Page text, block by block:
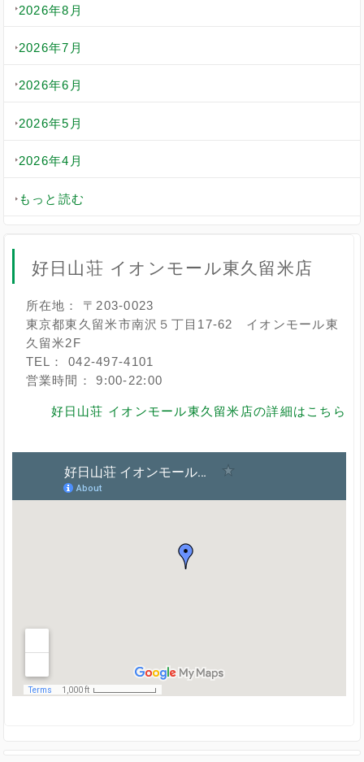
2026年8月
2026年7月
2026年6月
2026年5月
2026年4月
もっと読む
好日山荘 イオンモール東久留米店
所在地： 〒203-0023
東京都東久留米市南沢５丁目17-62 イオンモール東
久留米2F
TEL： 042-497-4101
営業時間： 9:00-22:00
好日山荘 イオンモール東久留米店の詳細はこちら